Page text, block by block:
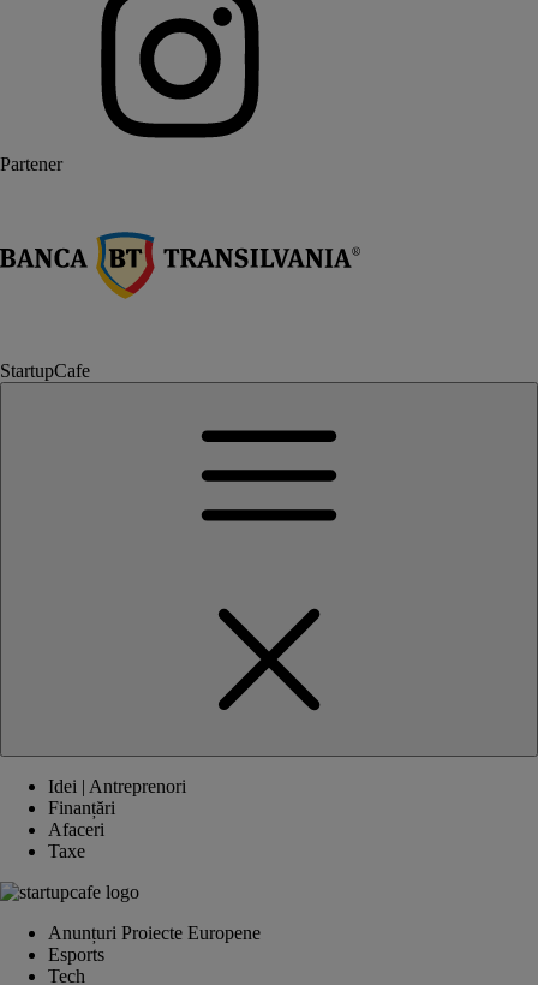
Partener
StartupCafe
Idei | Antreprenori
Finanțări
Afaceri
Taxe
Anunțuri Proiecte Europene
Esports
Tech